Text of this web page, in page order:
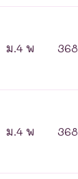
ม.4 พ 368
ม.4 พ 368